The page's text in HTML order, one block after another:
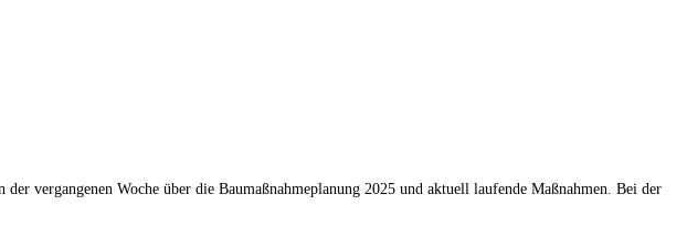
vergangenen Woche über die Baumaßnahmeplanung 2025 und aktuell laufende Maßnahmen. Bei der